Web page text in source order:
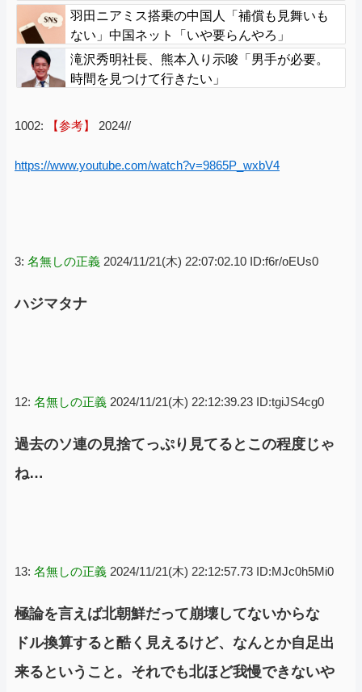
「普通に外患誘致じゃないのかな」
羽田ニアミス搭乗の中国人「補償も見舞いも
ない」中国ネット「いや要らんやろ」
滝沢秀明社長、熊本入り示唆「男手が必要。
時間を見つけて行きたい」
1002: 【参考】 2024//
https://www.youtube.com/watch?v=9865P_wxbV4
3: 名無しの正義 2024/11/21(木) 22:07:02.10 ID:f6r/oEUs0
ハジマタナ
12: 名無しの正義 2024/11/21(木) 22:12:39.23 ID:tgiJS4cg0
過去のソ連の見捨てっぷり見てるとこの程度じゃ
ね…
13: 名無しの正義 2024/11/21(木) 22:12:57.73 ID:MJc0h5Mi0
極論を言えば北朝鮮だって崩壊してないからな
ドル換算すると酷く見えるけど、なんとか自足出
来るということ。それでも北ほど我慢できないや